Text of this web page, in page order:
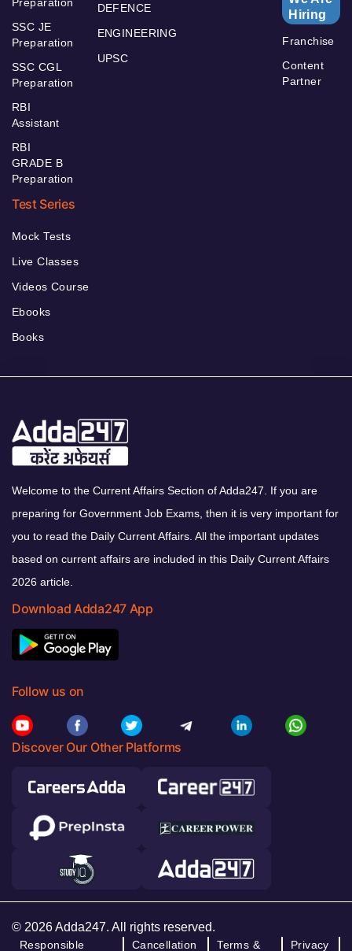
SSC JE
Preparation
SSC CGL
Preparation
RBI
Assistant
RBI
GRADE B
Preparation
DEFENCE
ENGINEERING
UPSC
Hiring
Franchise
Content
Partner
Test Series
Mock Tests
Live Classes
Videos Course
Ebooks
Books
Welcome to the Current Affairs Section of Adda247. If you are
preparing for Government Job Exams, then it is very important for
you to read the Daily Current Affairs. All the important updates
based on current affairs are included in this Daily Current Affairs
2026 article.
Download Adda247 App
Follow us on
Discover Our Other Platforms
© 2026 Adda247. All rights reserved.
Responsible Cancellation Terms & Privacy